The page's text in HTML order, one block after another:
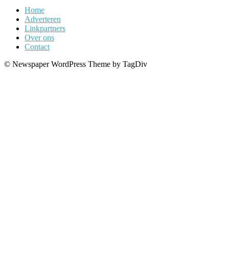
Home
Adverteren
Linkpartners
Over ons
Contact
© Newspaper WordPress Theme by TagDiv